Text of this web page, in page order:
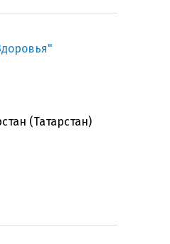
(Татарстан)